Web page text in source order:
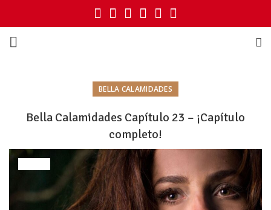
BELLA CALAMIDADES
Bella Calamidades Capítulo 23 – ¡Capítulo
completo!